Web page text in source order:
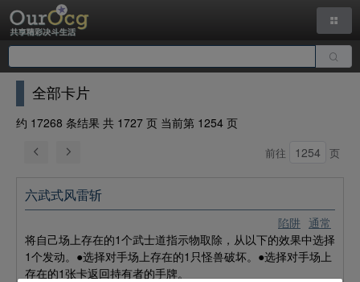
全部卡片
约 17268 条结果 共 1727 页 当前第 1254 页
前往 页
陷阱 通常
六武式风雷斩
将自己场上存在的1个武士道指示物取除，从以下的效果中选择
1个发动。●选择对手场上存在的1只怪兽破坏。●选择对手场上
存在的1张卡返回持有者的手牌。